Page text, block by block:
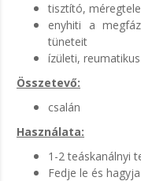
tisztító,
enyhiti a
tüneteit
ízületi,
Összetevő:
csalán
Használata:
1-2 teáskanálnyi
Fedje le és